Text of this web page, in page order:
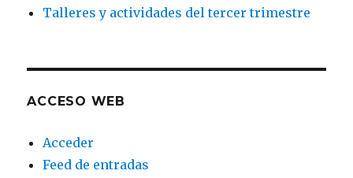
Talleres y actividades del tercer trimestre
ACCESO WEB
Acceder
Feed de entradas